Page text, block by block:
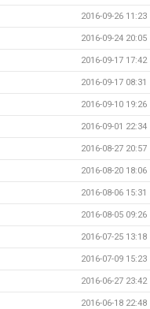
2016-09-26 11:23
2016-09-24 20:05
2016-09-17 17:42
2016-09-17 08:31
2016-09-10 19:26
2016-09-01 22:34
2016-08-27 20:57
2016-08-20 18:06
2016-08-06 15:31
2016-08-05 09:26
2016-07-25 13:18
2016-07-09 15:23
2016-06-27 23:42
2016-06-18 22:48